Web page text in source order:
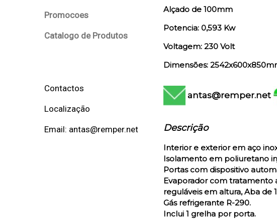
Promocoes
Catalogo de Produtos
Contactos
Localização
Email: antas@remper.net
Alçado de 100mm
Potencia: 0,593 Kw
Voltagem: 230 Volt
Dimensões:
antas@remper.net
Descrição
Interior e exterior em aço
Isolamento em poliuretano
Portas com dispositivo
Evaporador com tratamento
reguláveis em altura, Aba de
Gás refrigerante R-290.
Inclui 1 grelha por porta.